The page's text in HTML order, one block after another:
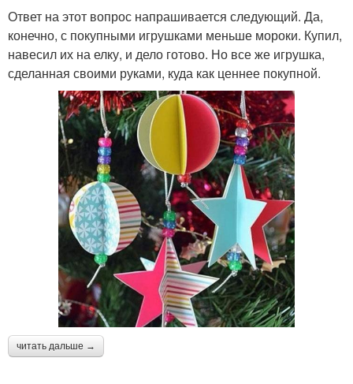
Ответ на этот вопрос напрашивается следующий. Да,
конечно, с покупными игрушками меньше мороки. Купил,
навесил их на елку, и дело готово. Но все же игрушка,
сделанная своими руками, куда как ценнее покупной.
читать дальше →